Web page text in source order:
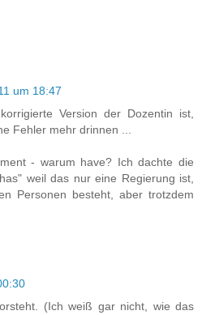
um 18:47
Version der Dozentin ist,
Fehler mehr drinnen ...
- warum have? Ich dachte die
weil das nur eine Regierung ist,
Personen besteht, aber trotzdem
(Ich weiß gar nicht, wie das